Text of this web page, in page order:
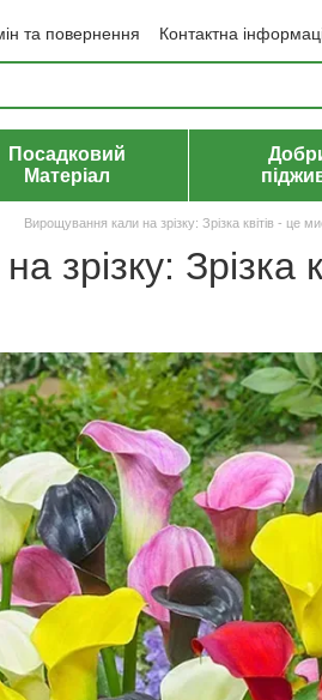
та повернення Контактна
Політика конфіденційності Договір
Посадковий
Матеріал
Вирощування кали на зрізку: Зрізка квітів - це
зрізку: Зрізка